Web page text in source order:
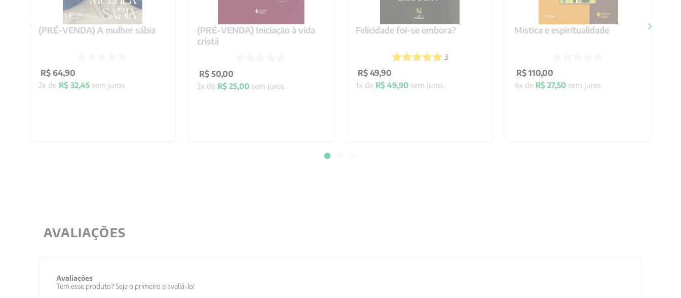
(PRÉ-VENDA) A mulher sábia
R$ 64,90
2x de R$ 32,45sem juros
(PRÉ-VENDA) Iniciação à vida
cristã
R$ 50,00
2x de R$ 25,00sem juros
Felicidade foi-se embora?
3
R$ 49,90
1x de R$ 49,90sem juros
Mistica e espiritualidade
R$ 110,00
4x de R$ 27,50sem juros
AVALIAÇÕES
Avaliações
Tem esse produto? Seja o primeiro a avaliá-lo!